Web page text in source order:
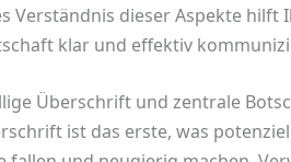
Verständnis dieser Aspekte hilft
klar und effektiv
Überschrift und zentrale
ist das erste, was